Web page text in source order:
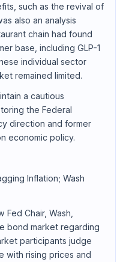
such as the revival of
also an analysis
chain had found
base, including GLP-1
individual sector
remained limited.
a cautious
the Federal
direction and former
economic policy.
Inflation; Wash
Chair, Wash,
bond market regarding
participants judge
with rising prices and